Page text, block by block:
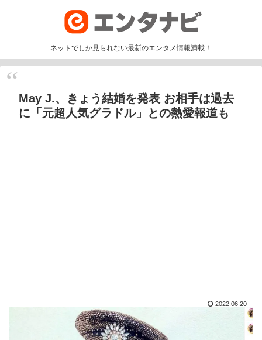
ネットでしか見られない最新のエンタメ情報満載！
May J.、きょう結婚を発表 お相手は過去
に「元超人気グラドル」との熱愛報道も
2022.06.20